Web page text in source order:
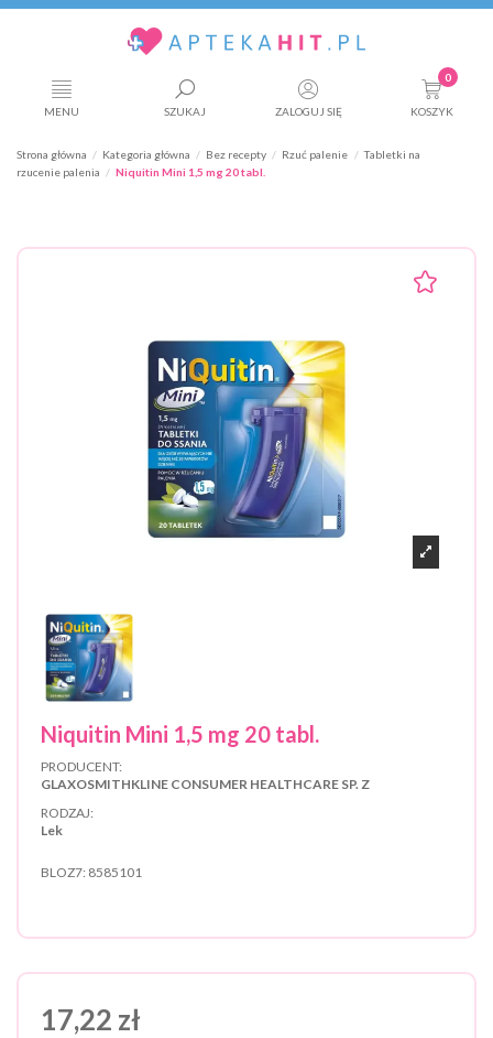
MENU SZUKAJ ZALOGUJ SIĘ
0
KOSZYK
Strona główna Kategoria główna Bez recepty Rzuć palenie
Tabletki na
rzucenie palenia
Niquitin Mini 1,5 mg 20 tabl.
Niquitin Mini 1,5 mg 20 tabl.
PRODUCENT:
GLAXOSMITHKLINE CONSUMER HEALTHCARE SP. Z
RODZAJ:
Lek
BLOZ7: 8585101
17,22 zł